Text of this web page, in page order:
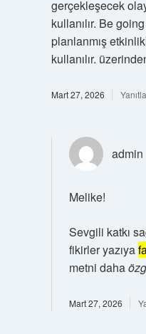
gerçekleşecek
kullanılır. Be
planlanmış
kullanılır.
Mart 27, 2026 Yanıtla
admin
Melike!
Sevgili katkı
fikirler yazıya
metni daha
Mart 27, 2026